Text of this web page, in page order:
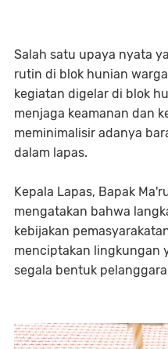
Salah satu upaya nyata
rutin di blok hunian
kegiatan digelar di blok
menjaga keamanan dan
meminimalisir adanya
dalam lapas.
Kepala Lapas, Bapak
mengatakan bahwa
kebijakan
menciptakan lingkungan
segala bentuk